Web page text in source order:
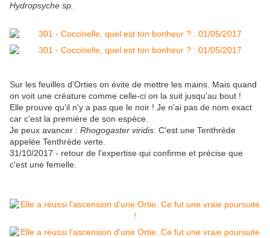
Hydropsyche sp.
Sur les feuilles d'Orties on évite de mettre les mains. Mais quand
on voit une créature comme celle-ci on la suit jusqu'au bout !
Elle prouve qu'il n'y a pas que le noir ! Je n'ai pas de nom exact
car c'est la première de son espèce.
Je peux avancer : Rhogogaster viridis . C'est une Tenthrède
appelée Tenthrède verte.
31/10/2017 - retour de l'expertise qui confirme et précise que
c'est une femelle.